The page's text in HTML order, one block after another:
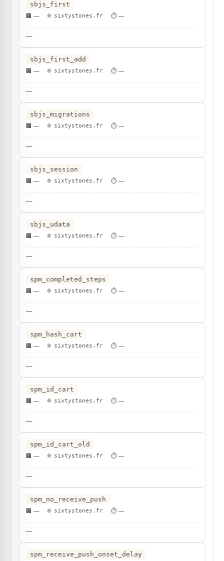
sbjs_first
— sixtystones.fr —
—
sbjs_first_add
— sixtystones.fr —
—
sbjs_migrations
— sixtystones.fr —
—
sbjs_session
— sixtystones.fr —
—
sbjs_udata
— sixtystones.fr —
—
spm_completed_steps
— sixtystones.fr —
—
spm_hash_cart
— sixtystones.fr —
—
spm_id_cart
— sixtystones.fr —
—
spm_id_cart_old
— sixtystones.fr —
—
spm_no_receive_push
— sixtystones.fr —
—
spm_receive_push_onset_delay